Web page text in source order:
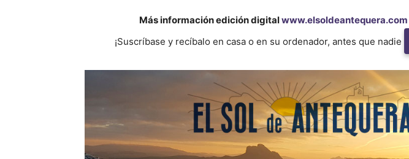
Más información edición digitalwww.elsoldeantequera.com
¡Suscríbase y recíbalo en casa o en su ordenador, antes que nadie